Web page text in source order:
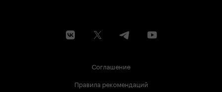
Соглашение
Правила рекомендаций